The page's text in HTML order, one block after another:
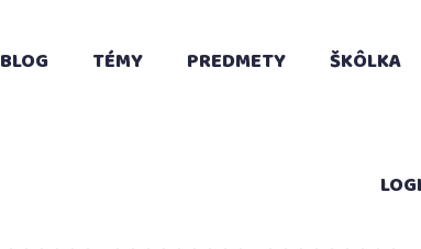
BLOG TÉMY PREDMETY ŠKÔLKA